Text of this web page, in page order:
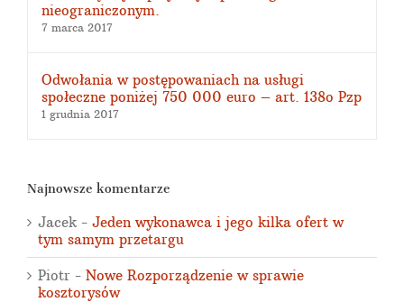
nieograniczonym.
7 marca 2017
Odwołania w postępowaniach na usługi
społeczne poniżej 750 000 euro – art. 138o Pzp
1 grudnia 2017
Najnowsze komentarze
Jacek - Jeden wykonawca i jego kilka ofert w
tym samym przetargu
Piotr - Nowe Rozporządzenie w sprawie
kosztorysów